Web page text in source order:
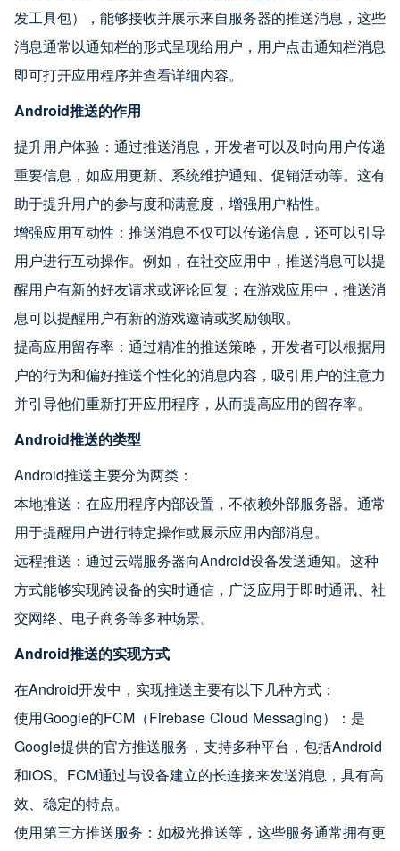
发工具包），能够接收并展示来自服务器的推送消息，这些
消息通常以通知栏的形式呈现给用户，用户点击通知栏消息
即可打开应用程序并查看详细内容。
Android推送的作用
提升用户体验：通过推送消息，开发者可以及时向用户传递
重要信息，如应用更新、系统维护通知、促销活动等。这有
助于提升用户的参与度和满意度，增强用户粘性。
增强应用互动性：推送消息不仅可以传递信息，还可以引导
用户进行互动操作。例如，在社交应用中，推送消息可以提
醒用户有新的好友请求或评论回复；在游戏应用中，推送消
息可以提醒用户有新的游戏邀请或奖励领取。
提高应用留存率：通过精准的推送策略，开发者可以根据用
户的行为和偏好推送个性化的消息内容，吸引用户的注意力
并引导他们重新打开应用程序，从而提高应用的留存率。
Android推送的类型
Android推送主要分为两类：
本地推送：在应用程序内部设置，不依赖外部服务器。通常
用于提醒用户进行特定操作或展示应用内部消息。
远程推送：通过云端服务器向Android设备发送通知。这种
方式能够实现跨设备的实时通信，广泛应用于即时通讯、社
交网络、电子商务等多种场景。
Android推送的实现方式
在Android开发中，实现推送主要有以下几种方式：
使用Google的FCM（Firebase Cloud Messaging）：是
Google提供的官方推送服务，支持多种平台，包括Android
和iOS。FCM通过与设备建立的长连接来发送消息，具有高
效、稳定的特点。
使用第三方推送服务：如极光推送等，这些服务通常拥有更